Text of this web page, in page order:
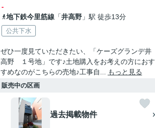
-
地下鉄今里筋線「井高野」駅 徒歩13分
公共下水
ぜひ一度見ていただきたい、「ケーズグランデ井
高野 １号地」です♪土地購入をお考えの方におす
すめなのがこちらの売地♪工事自...
もっと見る
販売中の区画
過去掲載物件